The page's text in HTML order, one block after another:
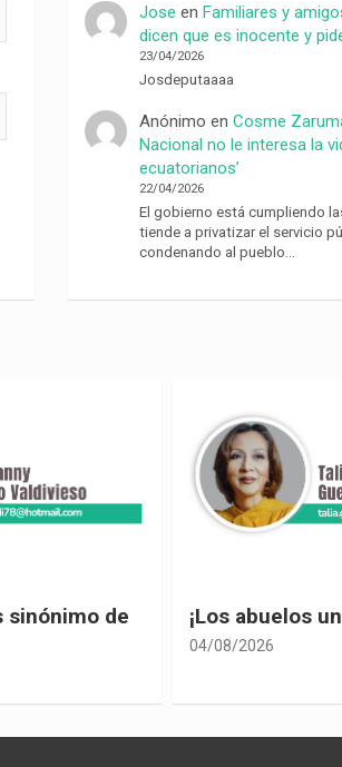
Jose enFamiliares y
dicen que es inocente y
23/04/2026
Josdeputaaaa
Anónimo enCosme
Nacional no le interesa la
ecuatorianos’
22/04/2026
El gobierno está cumpliendo
tiende a privatizar el servicio
condenando al pueblo…
de oro!… El desplome
04/08/2026